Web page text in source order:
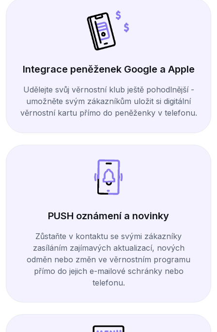
Integrace peněženek Google a Apple
Udělejte svůj věrnostní klub ještě pohodlnější -
umožněte svým zákazníkům uložit si digitální
věrnostní kartu přímo do peněženky v telefonu.
PUSH oznámení a novinky
Zůstaňte v kontaktu se svými zákazníky
zasíláním zajímavých aktualizací, nových
odměn nebo změn ve věrnostním programu
přímo do jejich e-mailové schránky nebo
telefonu.